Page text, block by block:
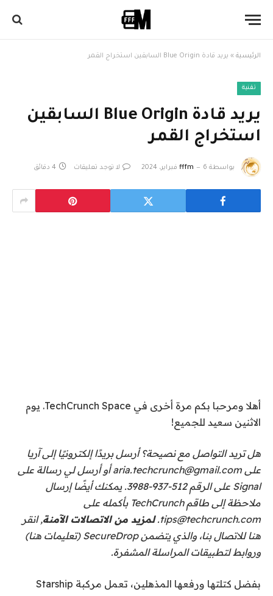
الرئيسية » يريد قادة Blue Origin السابقين استخراج القمر
تقنية
يريد قادة Blue Origin السابقين
استخراج القمر
بواسطة fffm 6 فبراير، 2024 لا توجد تعليقات 4 دقائق
أهلا ومرحبا بكم مرة أخرى في TechCrunch Space. يوم
الاثنين سعيد للجميع!
هل تريد التواصل مع نصيحة؟ أرسل بريدًا إلكترونيًا إلى آريا
على aria.techcrunch@gmail.comأو أرسل لي رسالة على
Signal على الرقم 512-937-3988. يمكنك أيضًا إرسال
ملاحظة إلى طاقم TechCrunch بأكمله على
tips@techcrunch.com. لمزيد من الاتصالات الآمنة,انقر
هنا للاتصال بنا، والذي يتضمن SecureDrop ( تعليمات هنا)
وروابط لتطبيقات المراسلة المشفرة.
بفضل كتلتها ورفعها المذهلين، تعمل مركبة Starship